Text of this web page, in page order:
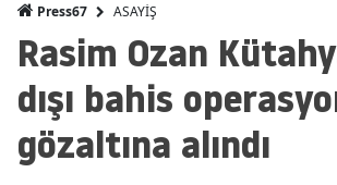
Press67 ASAYİŞ
Rasim Ozan
dışı bahis
gözaltına alındı